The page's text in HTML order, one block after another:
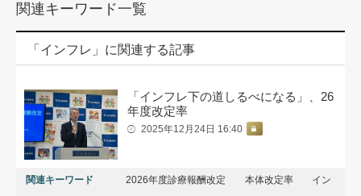
関連キーワード一覧
「インフレ」に関連する記事
「インフレ下の道しるべになる」、26
年度改定率
2025年12月24日 16:40
関連キーワード 2026年度診療報酬改定 本体改定率
イン